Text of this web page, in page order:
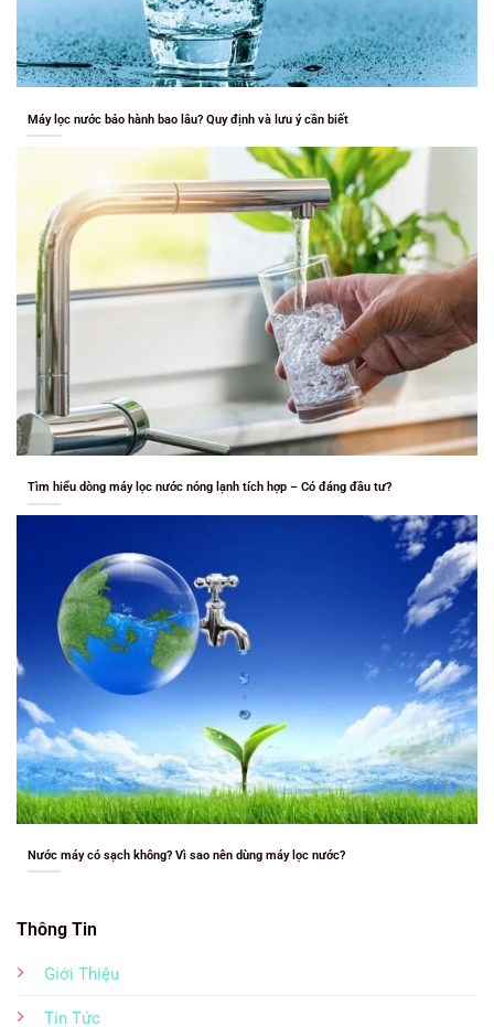
Thông Tin
Giới Thiệu
Tin Tức
Máy lọc nước bảo hành bao lâu? Quy định và lưu ý cần biết
Tìm hiểu dòng máy lọc nước nóng lạnh tích hợp – Có đáng đầu tư?
Nước máy có sạch không? Vì sao nên dùng máy lọc nước?